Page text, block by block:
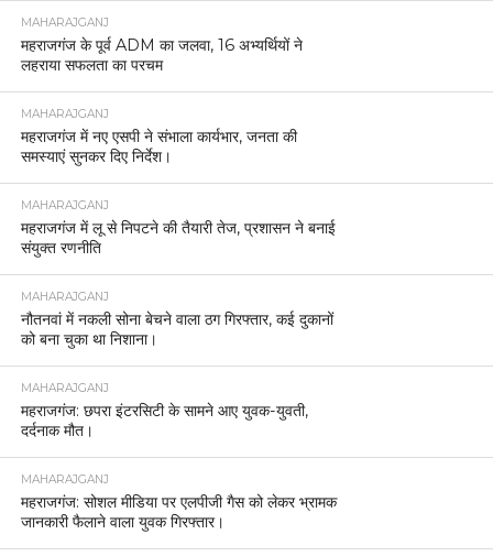
MAHARAJGANJ
महराजगंज के पूर्व ADM का जलवा, 16 अभ्यर्थियों ने
लहराया सफलता का परचम
MAHARAJGANJ
महराजगंज में नए एसपी ने संभाला कार्यभार, जनता की
समस्याएं सुनकर दिए निर्देश।
MAHARAJGANJ
महराजगंज में लू से निपटने की तैयारी तेज, प्रशासन ने बनाई
संयुक्त रणनीति
MAHARAJGANJ
नौतनवां में नकली सोना बेचने वाला ठग गिरफ्तार, कई दुकानों
को बना चुका था निशाना।
MAHARAJGANJ
महराजगंज: छपरा इंटरसिटी के सामने आए युवक-युवती,
दर्दनाक मौत।
MAHARAJGANJ
महराजगंज: सोशल मीडिया पर एलपीजी गैस को लेकर भ्रामक
जानकारी फैलाने वाला युवक गिरफ्तार।